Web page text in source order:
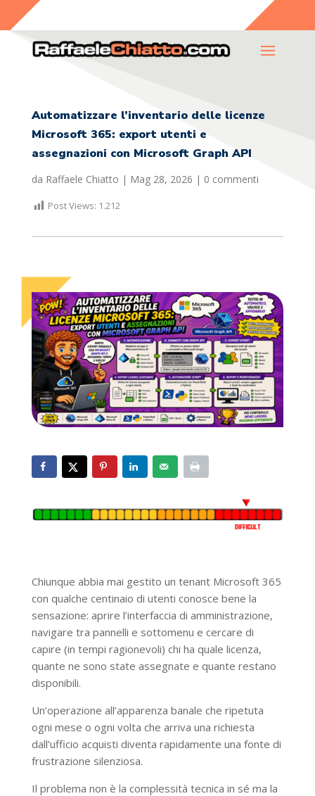
Automatizzare l’inventario delle licenze
Microsoft 365: export utenti e
assegnazioni con Microsoft Graph API
da Raffaele Chiatto | Mag 28, 2026 | 0 commenti
Post Views: 1.212
Chiunque abbia mai gestito un tenant Microsoft 365
con qualche centinaio di utenti conosce bene la
sensazione: aprire l’interfaccia di amministrazione,
navigare tra pannelli e sottomenu e cercare di
capire (in tempi ragionevoli) chi ha quale licenza,
quante ne sono state assegnate e quante restano
disponibili.
Un’operazione all’apparenza banale che ripetuta
ogni mese o ogni volta che arriva una richiesta
dall’ufficio acquisti diventa rapidamente una fonte di
frustrazione silenziosa.
Il problema non è la complessità tecnica in sé ma la